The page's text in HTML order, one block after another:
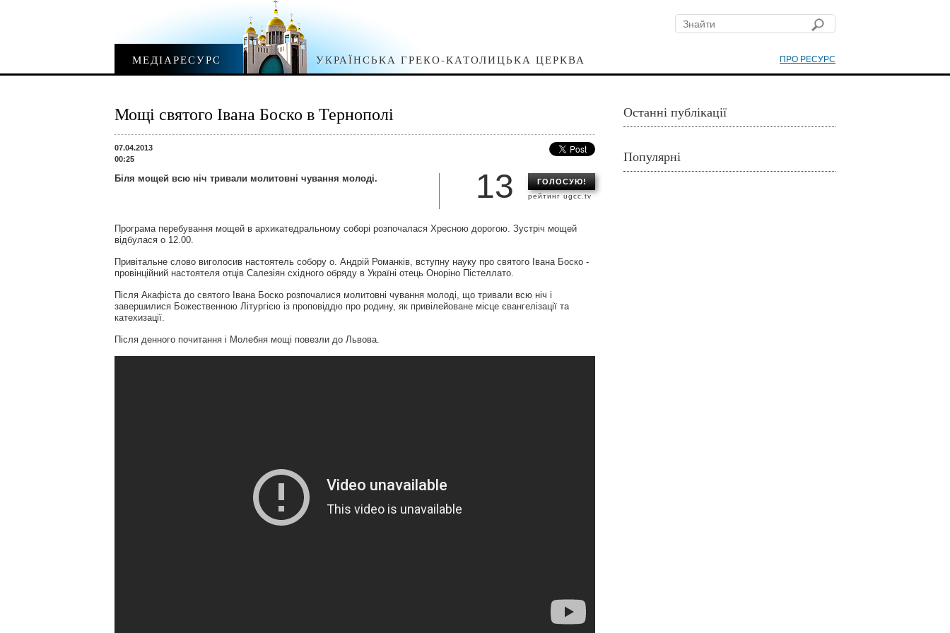
ПРО РЕСУРС
МЕДІАРЕСУРС УКРАЇНСЬКА ГРЕКО-КАТОЛИЦЬКА ЦЕРКВА
Мощі святого Івана Боско в Тернополі
07.04.2013
00:25
ГОЛОСУЮ!
рейтинг ugcc.tv
13
Біля мощей всю ніч тривали молитовні чування молоді.
Програма перебування мощей в архикатедральному соборі розпочалася Хресною дорогою. Зустріч мощей
відбулася о 12.00.
Привітальне слово виголосив настоятель собору о. Андрій Романків, вступну науку про святого Івана Боско -
провінційний настоятеля отців Салезіян східного обряду в Україні отець Оноріно Пістеллато.
Після Акафіста до святого Івана Боско розпочалися молитовні чування молоді, що тривали всю ніч і
завершилися Божественною Літургією із проповіддю про родину, як привілейоване місце євангелізації та
катехизації.
Після денного почитання і Молебня мощі повезли до Львова.
Останні публікації
Популярні